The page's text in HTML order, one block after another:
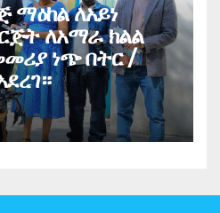
ለአይነ
ለአማራ ክልል
ነጭ በትር /